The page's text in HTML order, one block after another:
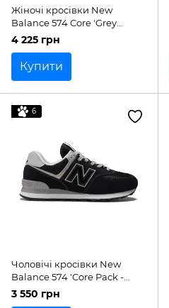
Жіночі кросівки New
Balance 574 Core 'Grey
White'| WL574EVG
4 225 грн
Купити
6
Чоловічі кросівки New
Balance 574 'Core Pack -
Black Grey'| ML574EVB
3 550 грн